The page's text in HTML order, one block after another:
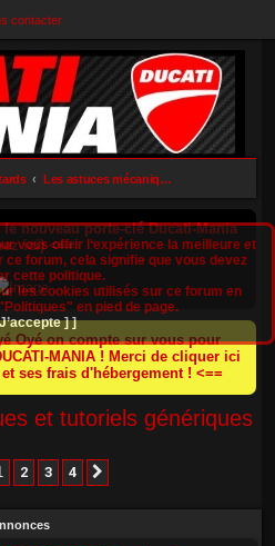
contacter
Les astuces mécaniques et tutoriels génériques
nouveau porte-clé Ducati-Mania
ici) <==
Oyé on compte sur vous pour
MANIA ! Merci de cliquer ici
ses frais d'hébergement ! <==
et tutoriels génériques
2 3 4
vous offrir l‘expérience la meilleure et
ce forum, cela signifie que vous devez
cette politique.
les cookies utilisés sur ce forum en
en pied de page.
] ]